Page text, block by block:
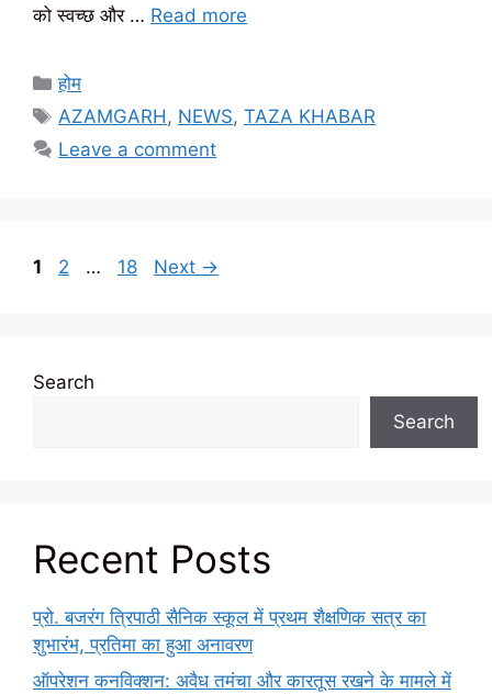
को स्वच्छ और … Read more
Categories
होम
Tags
AZAMGARH , NEWS,TAZA KHABAR
Leave a comment
Page
1 Page
2 … Page
18 Next →
Search
Search
Recent Posts
प्रो. बजरंग त्रिपाठी सैनिक स्कूल में प्रथम शैक्षणिक सत्र का
शुभारंभ, प्रतिमा का हुआ अनावरण
ऑपरेशन कनविक्शन: अवैध तमंचा और कारतूस रखने के मामले में